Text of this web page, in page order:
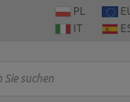
PL
IT